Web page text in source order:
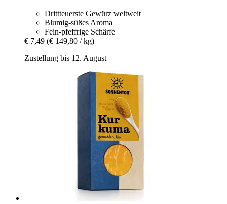
Drittteuerste Gewürz weltweit
Blumig-süßes Aroma
Fein-pfeffrige Schärfe
€ 7,49 (€ 149,80 / kg)
Zustellung bis 12. August